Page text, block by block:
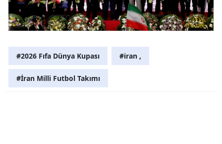
Samsun
#2026 Fıfa Dünya Kupası #iran ,
#İran Milli Futbol Takımı